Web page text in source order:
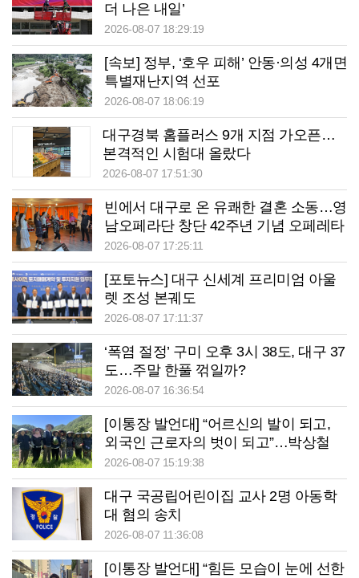
더 나은 내일’
2026-08-07 18:29:19
[속보] 정부, ‘호우 피해’ 안동·의성 4개면
특별재난지역 선포
2026-08-07 18:06:19
대구경북 홈플러스 9개 지점 가오픈…
본격적인 시험대 올랐다
2026-08-07 17:51:30
빈에서 대구로 온 유쾌한 결혼 소동…영
남오페라단 창단 42주년 기념 오페레타
‘딸은 열, 아들은?’
2026-08-07 17:25:11
[포토뉴스] 대구 신세계 프리미엄 아울
렛 조성 본궤도
2026-08-07 17:11:37
‘폭염 절정’ 구미 오후 3시 38도, 대구 37
도…주말 한풀 꺾일까?
2026-08-07 16:36:54
[이통장 발언대] “어르신의 발이 되고,
외국인 근로자의 벗이 되고”…박상철
이장의 ‘사람 농사’
2026-08-07 15:19:38
대구 국공립어린이집 교사 2명 아동학
대 혐의 송치
2026-08-07 11:36:08
[이통장 발언대] “힘든 모습이 눈에 선한